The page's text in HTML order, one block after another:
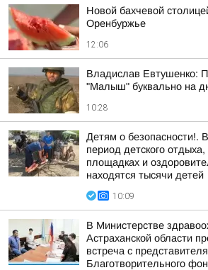
Новой бахчевой
Оренбуржье
12:06
Владислав Евтушенко:
"Малыш" буквально на
10:28
Детям о безопасности!.
период детского
площадках и
находятся тысячи детей
10:09
В Министерстве
Астраханской области
встреча с
Благотворительного